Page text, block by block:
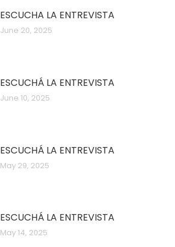
ESCUCHA LA ENTREVISTA
June 20, 2025
ESCUCHÁ LA ENTREVISTA
June 10, 2025
ESCUCHÁ LA ENTREVISTA
May 29, 2025
ESCUCHÁ LA ENTREVISTA
May 14, 2025